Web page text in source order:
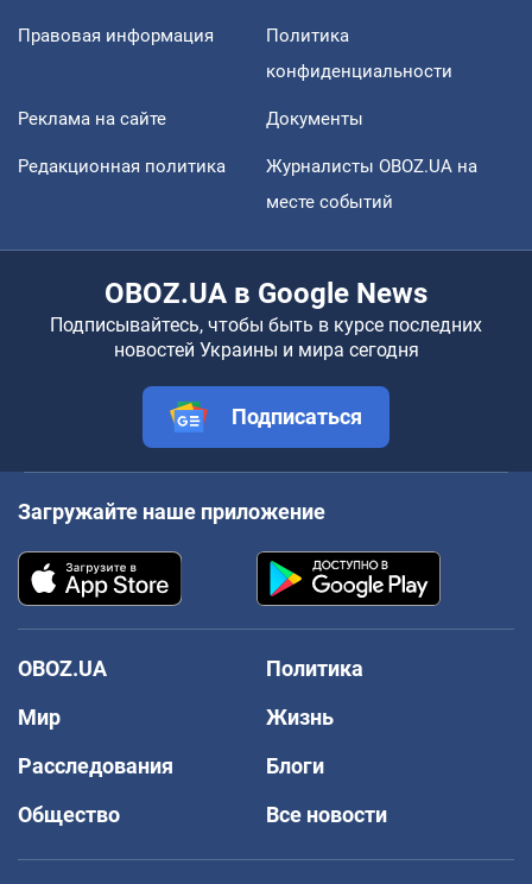
Правовая информация
Политика
конфиденциальности
Реклама на сайте Документы
Редакционная политика
Журналисты OBOZ.UA на
месте событий
OBOZ.UA в Google News
Подписывайтесь, чтобы быть в курсе последних
новостей Украины и мира сегодня
Подписаться
Загружайте наше приложение
OBOZ.UA
Политика
Мир
Жизнь
Расследования
Блоги
Общество
Все новости